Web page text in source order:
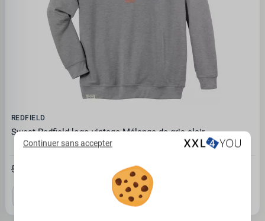
REDFIELD
Sweat Redfield logo vintage Mélange de gris clair
56.95 €
Continuer sans accepter